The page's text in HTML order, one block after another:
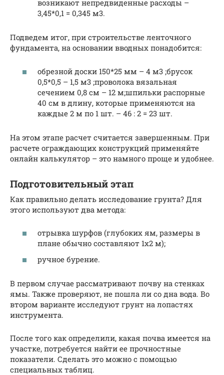
возникают непредвиденные расходы –
3,45*0,1 = 0,345 м3.
Подведем итог, при строительстве ленточного
фундамента, на основании вводных понадобится:
обрезной доски 150*25 мм – 4 м3 ;брусок
0,5*0,5 – 1,5 м3 ;проволока вязальная
сечением 0,8 см – 12 м;шпильки распорные
40 см в длину, которые применяются на
каждые 2 м по 1 шт. – 46 : 2 = 23 шт.
На этом этапе расчет считается завершенным. При
расчете ограждающих конструкций применяйте
онлайн калькулятор – это намного проще и удобнее.
Подготовительный этап
Как правильно делать исследование грунта? Для
этого используют два метода:
отрывка шурфов (глубоких ям, размеры в
плане обычно составляют 1х2 м);
ручное бурение.
В первом случае рассматривают почву на стенках
ямы. Также проверяют, не пошла ли со дна вода. Во
втором варианте исследуют грунт на лопастях
инструмента.
После того как определили, какая почва имеется на
участке, потребуется найти ее прочностные
показатели. Сделать это можно с помощью
специальных таблиц.